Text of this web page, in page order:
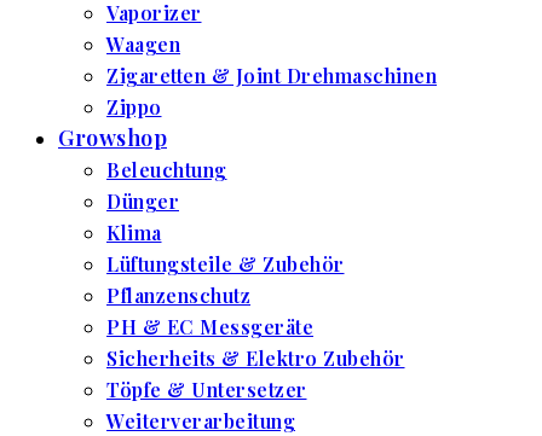
Vaporizer
Waagen
Zigaretten & Joint Drehmaschinen
Zippo
Growshop
Beleuchtung
Dünger
Klima
Lüftungsteile & Zubehör
Pflanzenschutz
PH & EC Messgeräte
Sicherheits & Elektro Zubehör
Töpfe & Untersetzer
Weiterverarbeitung